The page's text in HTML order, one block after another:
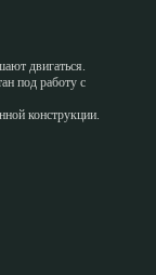
двигаться.
под работу с
конструкции.